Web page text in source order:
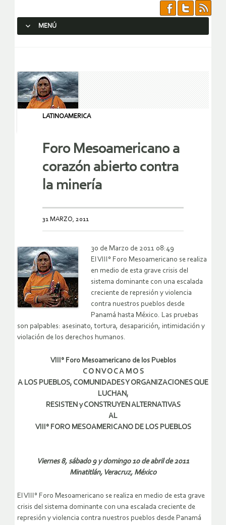
MENÚ
LATINOAMERICA
Foro Mesoamericano a
corazón abierto contra
la minería
31 MARZO, 2011
30 de Marzo de 2011 08:49
El VIII° Foro Mesoamericano se realiza
en medio de esta grave crisis del
sistema dominante con una escalada
creciente de represión y violencia
contra nuestros pueblos desde
Panamá hasta México. Las pruebas
son palpables: asesinato, tortura, desaparición, intimidación y
violación de los derechos humanos.
VIII° Foro Mesoamericano de los Pueblos
C O N V O C A M O S
A LOS PUEBLOS, COMUNIDADES Y ORGANIZACIONES QUE
LUCHAN,
RESISTEN y CONSTRUYEN ALTERNATIVAS
AL
VIII° FORO MESOAMERICANO DE LOS PUEBLOS
Viernes 8, sábado 9 y domingo 10 de abril de 2011
Minatitlán, Veracruz, México
El VIII° Foro Mesoamericano se realiza en medio de esta grave
crisis del sistema dominante con una escalada creciente de
represión y violencia contra nuestros pueblos desde Panamá